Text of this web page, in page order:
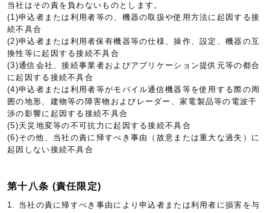
当社はその責を負わないものとします。
(1)申込者または利用者等の、機器の取扱や使用方法に起因する接
続不具合
(2)申込者または利用者保有機器等の仕様、操作、設定、機器の互
換性等に起因する接続不具合
(3)通信会社、接続事業者およびアプリケーション提供元等の都合
に起因する接続不具合
(4)申込者または利用者等がモバイル通信機器等を使用する際の周
囲の地形、建物等の障害物およびレーダー、家電製品等の電波干
渉の影響に起因する接続不具合
(5)天災地変等の不可抗力に起因する接続不具合
(6)その他、当社の責に帰すべき事由（故意または重大な過失）に
起因しない接続不具合
第十八条 (責任限定)
1. 当社の責に帰すべき事由により申込者または利用者に損害を与